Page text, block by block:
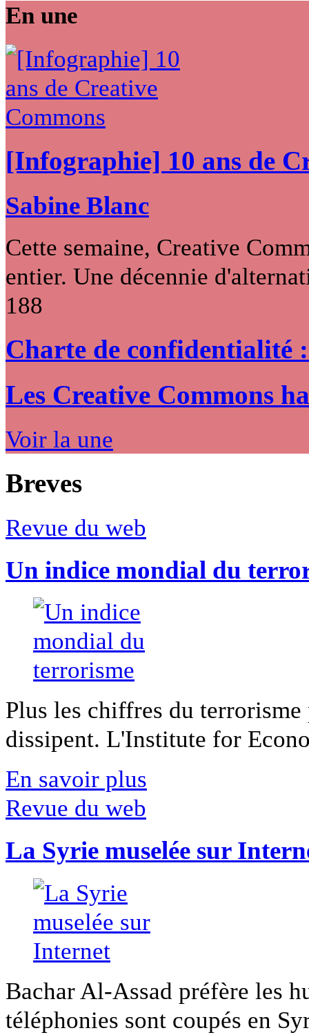
En une
[Infographie] 10 ans de
Sabine Blanc
Cette semaine, Creative
entier. Une décennie
188
Charte de confidentialité
Les Creative Commons
Voir la une
Breves
Revue du web
Un indice mondial du
Plus les chiffres du
dissipent. L'Institute for
En savoir plus
Revue du web
La Syrie muselée sur
Bachar Al-Assad préfère les
téléphonies sont coupés en